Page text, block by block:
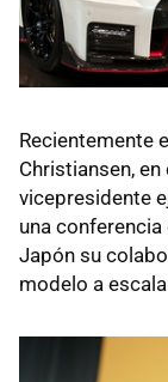
Recientemente
Christiansen,
vicepresidente
una
Japón su
modelo a